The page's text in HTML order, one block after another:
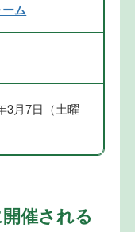
ム
3月7日（土曜
催される